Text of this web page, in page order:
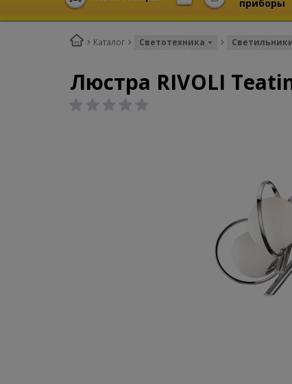
приборы
Каталог Светотехника
Люстра RIVOLI